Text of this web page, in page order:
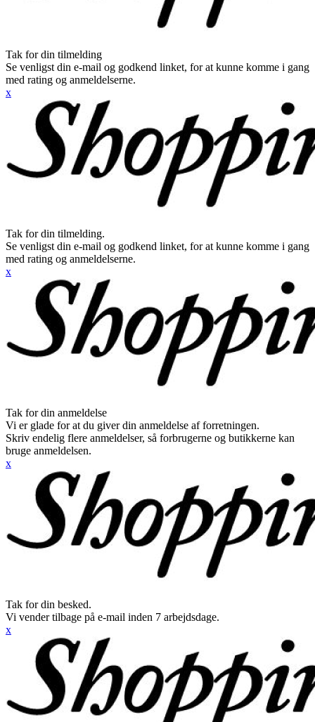
Tak for din tilmelding
Se venligst din e-mail og godkend linket, for at kunne komme i gang
med rating og anmeldelserne.
x
Tak for din tilmelding.
Se venligst din e-mail og godkend linket, for at kunne komme i gang
med rating og anmeldelserne.
x
Tak for din anmeldelse
Vi er glade for at du giver din anmeldelse af forretningen.
Skriv endelig flere anmeldelser, så forbrugerne og butikkerne kan
bruge anmeldelsen.
x
Tak for din besked.
Vi vender tilbage på e-mail inden 7 arbejdsdage.
x